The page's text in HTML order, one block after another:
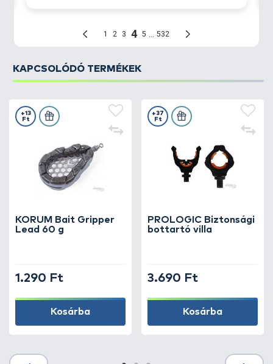
KAPCSOLÓDÓ TERMÉKEK
KORUM Bait Gripper
Lead 60 g
+13
Ft
1.290 Ft
Kosárba
PROLOGIC Biztonsági
bottartó villa
+37
Ft
3.690 Ft
Kosárba